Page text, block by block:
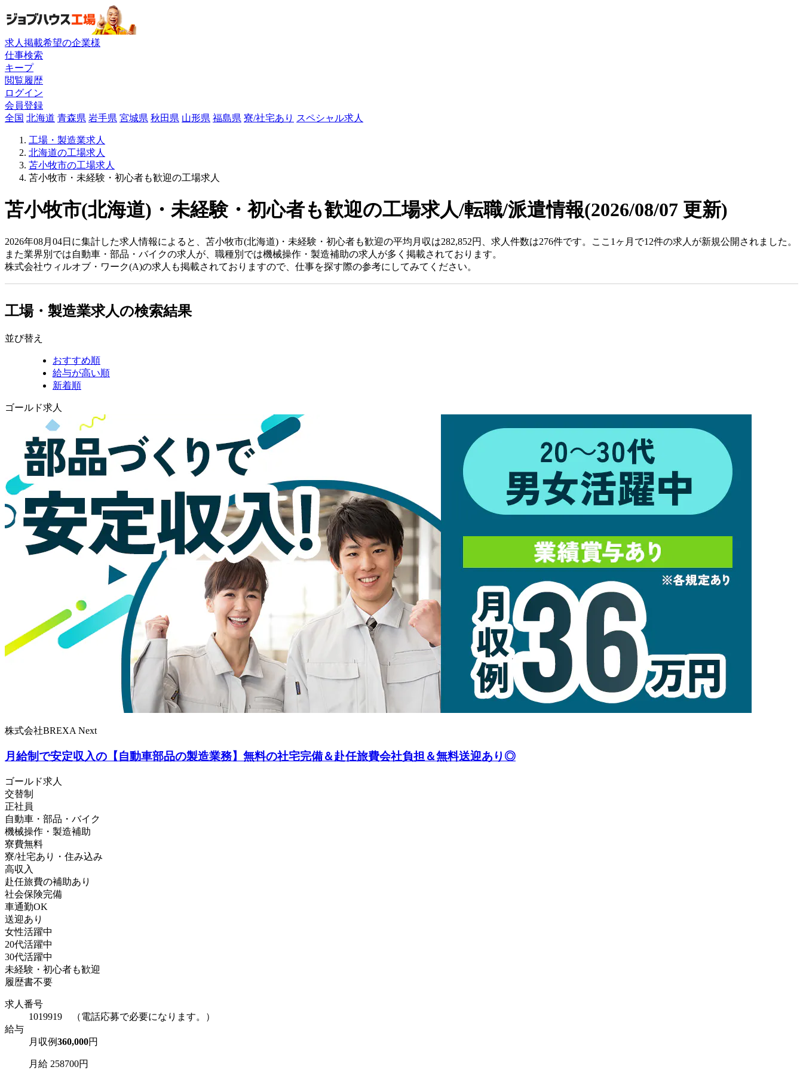
求人掲載希望の企業様
仕事検索
キープ
閲覧履歴
ログイン
会員登録
全国 北海道 青森県 岩手県 宮城県 秋田県 山形県 福島県 寮/社宅あり スペシャル求人
工場・製造業求人
北海道の工場求人
苫小牧市の工場求人
苫小牧市・未経験・初心者も歓迎の工場求人
苫小牧市(北海道)・未経験・初心者も歓迎の工場求人/転職/派遣情報(2026/08/07 更新)
2026年08月04日に集計した求人情報によると、苫小牧市(北海道)・未経験・初心者も歓迎の平均月収は282,852円、求人件数は276件です。ここ1ヶ月で12件の求人が新規公開されました。
また業界別では自動車・部品・バイクの求人が、職種別では機械操作・製造補助の求人が多く掲載されております。
株式会社ウィルオブ・ワーク(A)の求人も掲載されておりますので、仕事を探す際の参考にしてみてください。
工場・製造業求人の検索結果
並び替え
おすすめ順
給与が高い順
新着順
ゴールド求人
株式会社BREXA Next
月給制で安定収入の【自動車部品の製造業務】無料の社宅完備＆赴任旅費会社負担＆無料送迎あり◎
ゴールド求人
交替制
正社員
自動車・部品・バイク
機械操作・製造補助
寮費無料
寮/社宅あり・住み込み
高収入
赴任旅費の補助あり
社会保険完備
車通勤OK
送迎あり
女性活躍中
20代活躍中
30代活躍中
未経験・初心者も歓迎
履歴書不要
求人番号
1019919 （電話応募で必要になります。）
給与
月収例360,000円
月給 258700円